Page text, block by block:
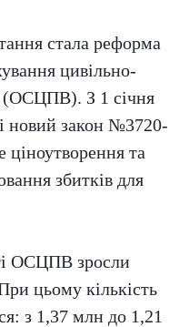
стала реформа
цивільно-
(ОСЦПВ). З 1 січня
новий закон №3720-
ціноутворення та
збитків для
ОСЦПВ зросли
цьому кількість
з 1,37 млн до 1,21